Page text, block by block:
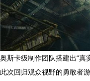
奥斯卡级制作团队搭建出“
此次回归观众视野的勇敢者